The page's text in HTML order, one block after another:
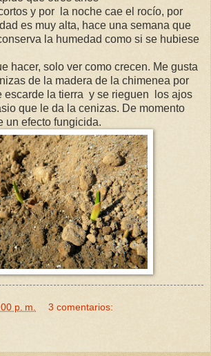
y por la noche cae el rocío, por
es muy alta, hace una semana que
la humedad como si se hubiese
hacer, solo ver como crecen. Me gusta
de la madera de la chimenea por
escarde la tierra y se rieguen los ajos
que le da la cenizas. De momento
un efecto fungicida.
p. m. 3 comentarios: